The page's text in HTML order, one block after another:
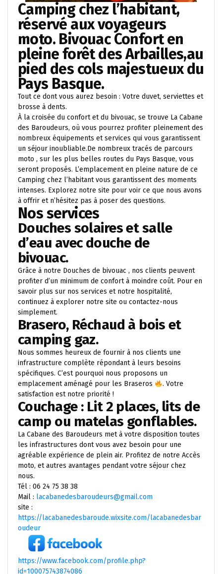
Camping chez l’habitant,
réservé aux voyageurs
moto. Bivouac Confort en
pleine forêt des Arbailles,au
pied des cols majestueux du
Pays Basque.
Tout ce dont vous aurez besoin : Votre duvet, serviettes et
brosse à dents.
À la croisée du confort et du bivouac, se trouve La Cabane
des Baroudeurs, où vous pourrez profiter pleinement des
nombreux équipements et services qui vous garantissent
un séjour inoubliable.De nombreux tracés de parcours
moto , sur les plus belles routes du Pays Basque, vous
seront proposés. L’emplacement en pleine nature de ce
Camping chez l’habitant vous garantissent des moments
intenses. Explorez notre site pour voir ce que nous avons
à offrir et n’hésitez pas à poser des questions.
Nos services
Douches solaires et salle
d’eau avec douche de
bivouac.
Grâce à notre Douches de bivouac , nos clients peuvent
profiter d’un minimum de confort à moindre coût. Pour en
savoir plus sur nos services et notre hospitalité,
continuez à explorer notre site ou contactez-nous
simplement.
Brasero, Réchaud à bois et
camping gaz.
Nous sommes heureux de fournir à nos clients une
infrastructure complète répondant à leurs besoins
spécifiques. C’est pourquoi nous proposons un
emplacement aménagé pour les Braseros
. Votre
satisfaction est notre priorité !
Couchage : Lit 2 places, lits de
camp ou matelas gonflables.
La Cabane des Baroudeurs met à votre disposition toutes
les infrastructures dont vous avez besoin pour une
agréable expérience de plein air. Profitez de notre Accès
moto, et autres avantages pendant votre séjour chez
nous.
Tél : 06 24 75 38 38
Mail : lacabanedesbaroudeurs@gmail.com
site :
https://lacabanedesbaroude.wixsite.com/lacabanedesbar
oudeur
https://www.facebook.com/profile.php?
id=100075743874086